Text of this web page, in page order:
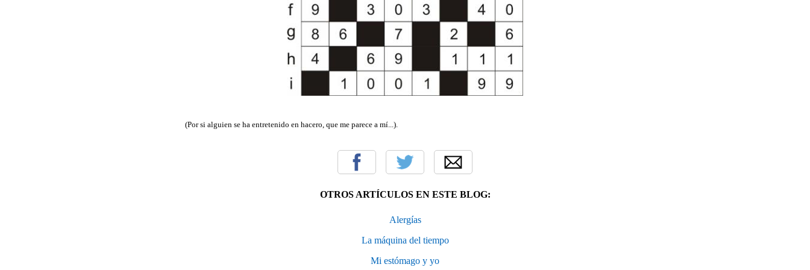
(Por si alguien se ha entretenido en hacero, que me parece a mí...).
OTROS ARTÍCULOS EN ESTE BLOG:
Alergías
La máquina del tiempo
Mi estómago y yo